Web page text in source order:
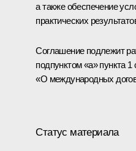
а также обеспечение
практических
Соглашение подлежит
подпунктом «а» пункта 1
«О международных
Статус материала